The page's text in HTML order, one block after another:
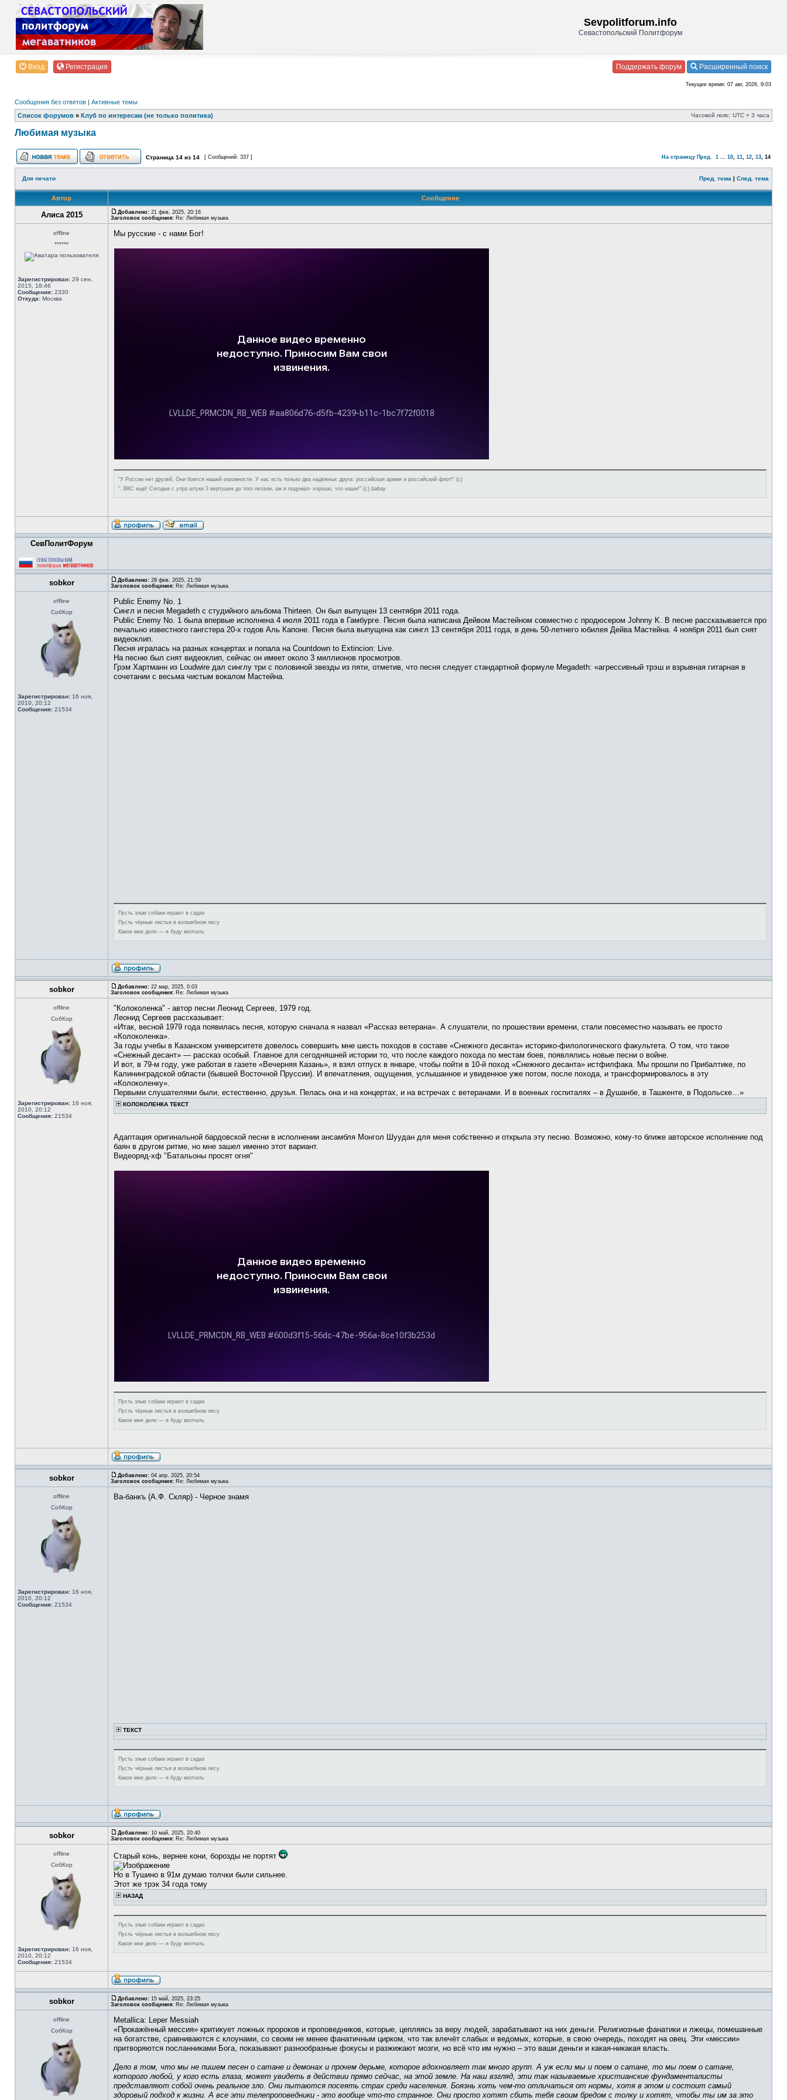
Sevpolitforum.info
Севастопольский Политфорум
Вход Регистрация Поддержать форум Расширенный поиск
Текущее время: 07 авг, 2026, 9:03
Сообщения без ответов | Активные темы
Список форумов » Клуб по интересам (не только политика) Часовой пояс: UTC + 3 часа
Любимая музыка
Страница 14 из 14 [ Сообщений: 337 ] На страницу Пред. 1 ... 10, 11, 12, 13, 14
Для печати Пред. тема | След. тема
Автор Сообщение
Алиса 2015 Добавлено: 21 фев, 2025, 20:16
Заголовок сообщения: Re: Любимая музыка
offline
******
Зарегистрирован: 29 сен,
2015, 18:46
Сообщения: 2330
Откуда: Москва
Мы русские - с нами Бог!
"У России нет друзей. Они боятся нашей огромности. У нас есть только два надёжных друга: российская армия и российский флот!" (с)
"..ВКС ещё! Сегодня с утра штуки 3 вертушек до того летали, аж я подумал- хорошо, что наши!" (с) babay
СевПолитФорум
sobkor Добавлено: 28 фев, 2025, 21:59
Заголовок сообщения: Re: Любимая музыка
offline
СобКор
Зарегистрирован: 16 ноя,
2010, 20:12
Сообщения: 21534
Public Enemy No. 1
Сингл и песня Megadeth с студийного альбома Thirteen. Он был выпущен 13 сентября 2011 года.
Public Enemy No. 1 была впервые исполнена 4 июля 2011 года в Гамбурге. Песня была написана Дейвом Мастейном совместно с продюсером Johnny K. В песне рассказывается про
печально известного гангстера 20-х годов Аль Капоне. Песня была выпущена как сингл 13 сентября 2011 года, в день 50-летнего юбилея Дейва Мастейна. 4 ноября 2011 был снят
видеоклип.
Песня игралась на разных концертах и попала на Countdown to Extincion: Live.
На песню был снят видеоклип, сейчас он имеет около 3 миллионов просмотров.
Грэм Хартманн из Loudwire дал синглу три с половиной звезды из пяти, отметив, что песня следует стандартной формуле Megadeth: «агрессивный трэш и взрывная гитарная в
сочетании с весьма чистым вокалом Мастейна.
Пусть злые собаки играют в садах
Пусть чёрные листья в волшебном лесу
Какое мне дело — я буду молчать
sobkor Добавлено: 22 мар, 2025, 0:03
Заголовок сообщения: Re: Любимая музыка
offline
СобКор
Зарегистрирован: 16 ноя,
2010, 20:12
Сообщения: 21534
"Колоколенка" - автор песни Леонид Сергеев, 1979 год.
Леонид Сергеев рассказывает:
«Итак, весной 1979 года появилась песня, которую сначала я назвал «Рассказ ветерана». А слушатели, по прошествии времени, стали повсеместно называть ее просто
«Колоколенка».
За годы учебы в Казанском университете довелось совершить мне шесть походов в составе «Снежного десанта» историко-филологического факультета. О том, что такое
«Снежный десант» — рассказ особый. Главное для сегодняшней истории то, что после каждого похода по местам боев, появлялись новые песни о войне.
И вот, в 79-м году, уже работая в газете «Вечерняя Казань», я взял отпуск в январе, чтобы пойти в 10-й поход «Снежного десанта» истфилфака. Мы прошли по Прибалтике, по
Калининградской области (бывшей Восточной Пруссии). И впечатления, ощущения, услышанное и увиденное уже потом, после похода, и трансформировалось в эту
«Колоколенку».
Первыми слушателями были, естественно, друзья. Пелась она и на концертах, и на встречах с ветеранами. И в военных госпиталях – в Душанбе, в Ташкенте, в Подольске…»
КОЛОКОЛЕНКА ТЕКСТ
Адаптация оригинальной бардовской песни в исполнении ансамбля Монгол Шуудан для меня собственно и открыла эту песню. Возможно, кому-то ближе авторское исполнение под
баян в другом ритме, но мне зашел именно этот вариант.
Видеоряд-хф "Батальоны просят огня"
Пусть злые собаки играют в садах
Пусть чёрные листья в волшебном лесу
Какое мне дело — я буду молчать
sobkor Добавлено: 04 апр, 2025, 20:54
Заголовок сообщения: Re: Любимая музыка
offline
СобКор
Зарегистрирован: 16 ноя,
2010, 20:12
Сообщения: 21534
Ва-банкъ (А.Ф. Скляр) - Черное знамя
ТЕКСТ
Пусть злые собаки играют в садах
Пусть чёрные листья в волшебном лесу
Какое мне дело — я буду молчать
sobkor Добавлено: 10 май, 2025, 20:40
Заголовок сообщения: Re: Любимая музыка
offline
СобКор
Зарегистрирован: 16 ноя,
2010, 20:12
Сообщения: 21534
Старый конь, вернее кони, борозды не портят
Но в Тушино в 91м думаю толчки были сильнее.
Этот же трэк 34 года тому
НАЗАД
Пусть злые собаки играют в садах
Пусть чёрные листья в волшебном лесу
Какое мне дело — я буду молчать
sobkor Добавлено: 15 май, 2025, 23:25
Заголовок сообщения: Re: Любимая музыка
offline
СобКор
Metallica: Leper Messiah
«Прокажённый мессия» критикует ложных пророков и проповедников, которые, цепляясь за веру людей, зарабатывают на них деньги. Религиозные фанатики и лжецы, помешанные
на богатстве, сравниваются с клоунами, со своим не менее фанатичным цирком, что так влечёт слабых и ведомых, которые, в свою очередь, походят на овец. Эти «мессии»
притворяются посланниками Бога, показывают разнообразные фокусы и разжижают мозги, но всё что им нужно – это ваши деньги и какая-никакая власть.
Дело в том, что мы не пишем песен о сатане и демонах и прочем дерьме, которое вдохновляет так много групп. А уж если мы и поем о сатане, то мы поем о сатане,
которого любой, у кого есть глаза, может увидеть в действии прямо сейчас, на этой земле. На наш взгляд, эти так называемые христианские фундаменталисты
представляют собой очень реальное зло. Они пытаются посеять страх среди населения. Боязнь хоть чем-то отличаться от нормы, хотя в этом и состоит самый
здоровый подход к жизни. А все эти телепроповедники - это вообще что-то странное. Они просто хотят сбить тебя своим бредом с толку и хотят, чтобы ты им за это